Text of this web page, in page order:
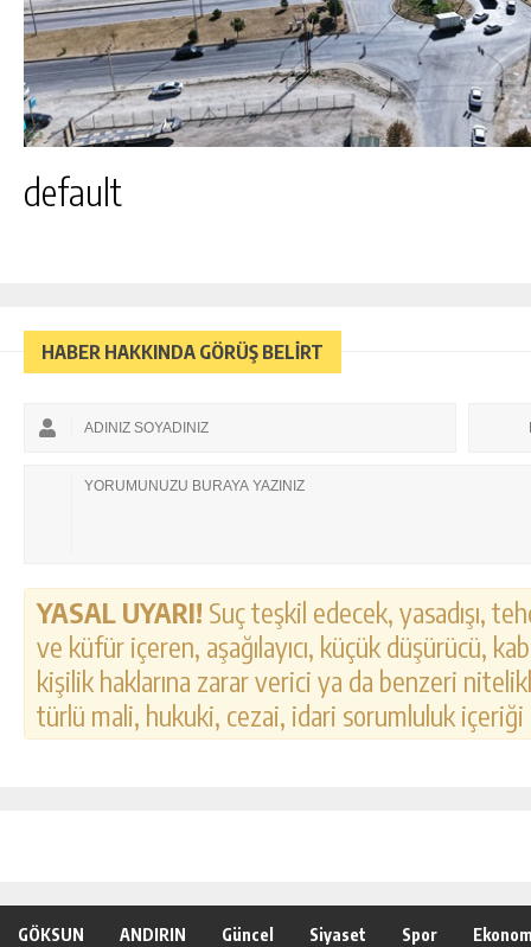
default
HABER HAKKINDA GÖRÜŞ BELİRT
YASAL UYARI! Suç teşkil edecek, yasadışı,
ve küfür içeren, aşağılayıcı, küçük düşürücü,
kişilik haklarına zarar verici ya da benzeri
türlü mali, hukuki, cezai, idari sorumluluk
GÖKSUN ANDIRIN Güncel Siyaset Spor